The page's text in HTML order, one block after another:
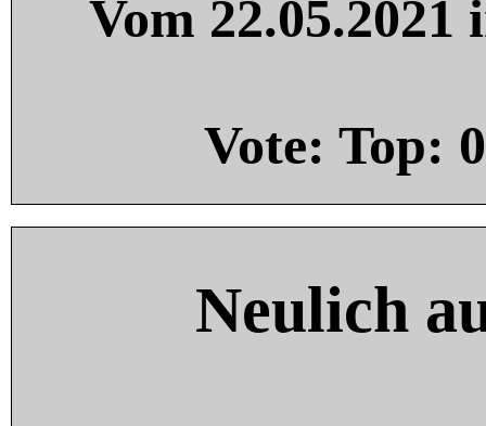
Vom
Vote: Top: 0
Neulich